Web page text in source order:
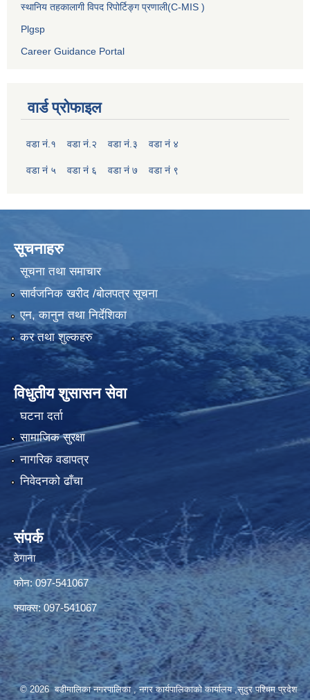
स्थानिय तहकालागी विपद रिपोर्टिङ्ग प्रणाली(C-MIS )
Plgsp
Career Guidance Portal
वार्ड प्रोफाइल
वडा नं.१ वडा नं.२ वडा नं.३ वडा नं ४
वडा नं ५ वडा नं ६ वडा नं ७ वडा नं ९
सूचनाहरु
सूचना तथा समाचार
सार्वजनिक खरीद /बोलपत्र सूचना
एन, कानुन तथा निर्देशिका
कर तथा शुल्कहरु
विधुतीय शुसासन सेवा
घटना दर्ता
सामाजिक सुरक्षा
नागरिक वडापत्र
निवेदनको ढाँचा
संपर्क
ठेगाना
फोन: 097-541067
फ्याक्स: 097-541067
© 2026 बडीमालिका नगरपालिका , नगर कार्यपालिकाको कार्यालय ,सुदुर पश्चिम प्रदेश